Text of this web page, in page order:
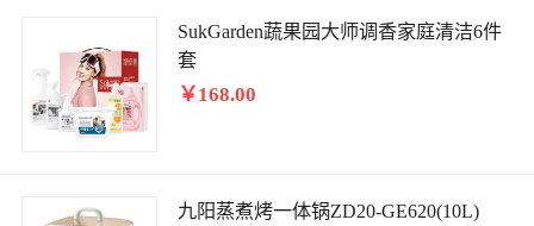
SukGarden蔬果园大师调香家庭清洁6件
套
￥168.00
九阳蒸煮烤一体锅ZD20-GE620(10L)